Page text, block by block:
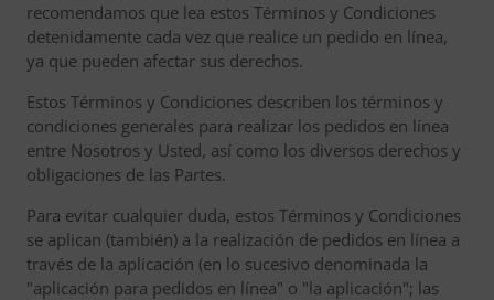
recomendamos que lea estos Términos y Condiciones
detenidamente cada vez que realice un pedido en línea,
ya que pueden afectar sus derechos.
Estos Términos y Condiciones describen los términos y
condiciones generales para realizar los pedidos en línea
entre Nosotros y Usted, así como los diversos derechos y
obligaciones de las Partes.
Para evitar cualquier duda, estos Términos y Condiciones
se aplican (también) a la realización de pedidos en línea a
través de la aplicación (en lo sucesivo denominada la
"aplicación para pedidos en línea" o "la aplicación"; las